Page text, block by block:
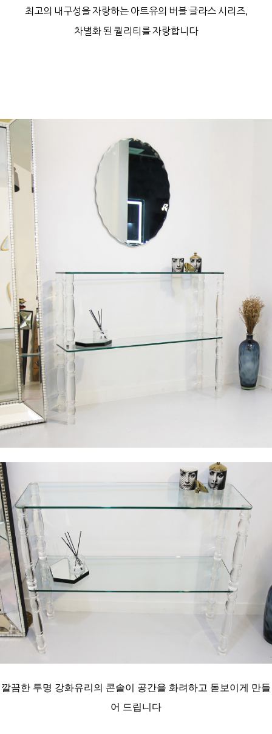
최고의 내구성을 자랑하는 아트유의 버블 글라스 시리즈,
차별화 된 퀄리티를 자랑합니다
깔끔한 투명 강화유리의 콘솔이 공간을 화려하고 돋보이게 만들
어 드립니다